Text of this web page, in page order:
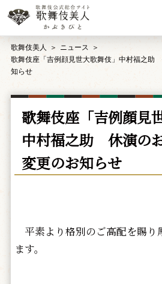
歌舞伎美人
ニュース
歌舞伎座「吉例顔見世大歌舞伎」中村福之助
知らせ
歌舞伎座「吉例顔見
中村福之助 休演の
変更のお知らせ
平素より格別のご高配を賜り
ます。